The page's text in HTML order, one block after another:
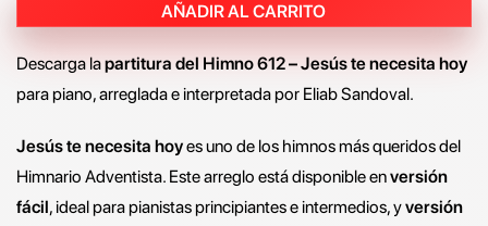
AÑADIR AL CARRITO
Descarga lapartitura del Himno 612 – Jesús te necesita hoy
para piano, arreglada e interpretada por Eliab Sandoval.
Jesús te necesita hoyes uno de los himnos más queridos del
Himnario Adventista. Este arreglo está disponible enversión
fácil, ideal para pianistas principiantes e intermedios, yversión